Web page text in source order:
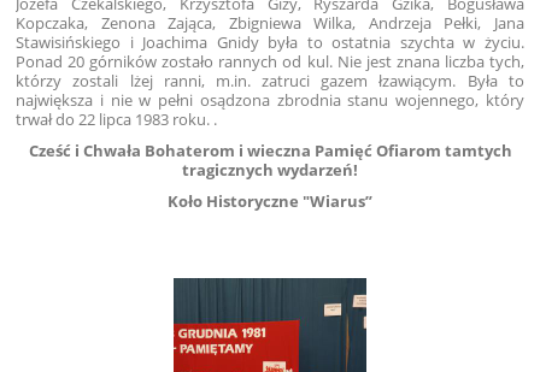
Kopczaka, Zenona Zająca, Zbigniewa Wilka, Andrzeja Pełki, Jana
Stawisińskiego i Joachima Gnidy była to ostatnia szychta w życiu.
Ponad 20 górników zostało rannych od kul. Nie jest znana liczba tych,
którzy zostali lżej ranni, m.in. zatruci gazem łzawiącym. Była to
największa i nie w pełni osądzona zbrodnia stanu wojennego, który
trwał do 22 lipca 1983 roku. .
Cześć i Chwała Bohaterom i wieczna Pamięć Ofiarom tamtych
tragicznych wydarzeń!
Koło Historyczne "Wiarus”